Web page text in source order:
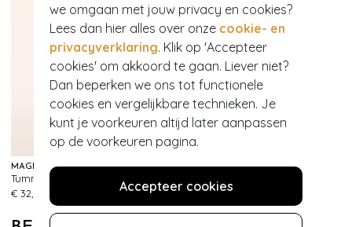
we omgaan met jouw privacy en cookies?
Lees dan hier alles over onze cookie- en
privacyverklaring. Klik op 'Accepteer
cookies' om akkoord te gaan. Liever niet?
Dan beperken we ons tot functionele
cookies en vergelijkbare technieken. Je
kunt je voorkeuren altijd later aanpassen
op de voorkeuren pagina.
Accepteer cookies
MAGIC BODYFASHION
€ 32,95
328
MAGIC BODYFASHION
€ 39,95